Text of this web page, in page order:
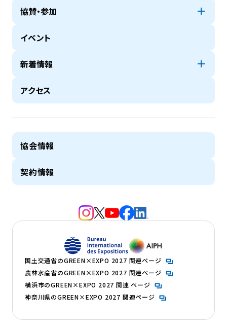
協賛・参加
イベント
新着情報
アクセス
協会情報
契約情報
（新規タブで開きます）
（新規タブで開きます）
（新規タブで開きます）
（新規タブで開きます）（新規タブで開きます）
国土交通省のGREEN×EXPO 2027 関連ページ
農林水産省のGREEN×EXPO 2027 関連ページ
横浜市のGREEN×EXPO 2027 関連 ページ
神奈川県のGREEN×EXPO 2027 関連ページ